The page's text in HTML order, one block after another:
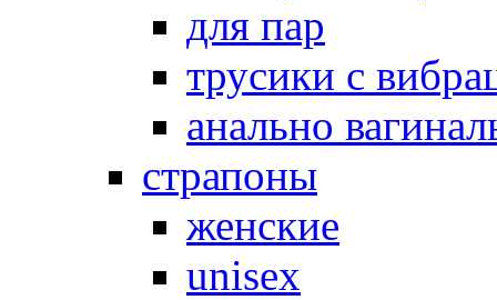
для пар
трусики с
анально
страпоны
женские
unisex